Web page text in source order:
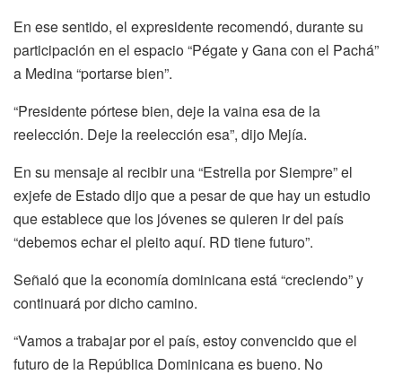
En ese sentido, el expresidente recomendó, durante su
participación en el espacio “Pégate y Gana con el Pachá”
a Medina “portarse bien”.
“Presidente pórtese bien, deje la vaina esa de la
reelección. Deje la reelección esa”, dijo Mejía.
En su mensaje al recibir una “Estrella por Siempre” el
exjefe de Estado dijo que a pesar de que hay un estudio
que establece que los jóvenes se quieren ir del país
“debemos echar el pleito aquí. RD tiene futuro”.
Señaló que la economía dominicana está “creciendo” y
continuará por dicho camino.
“Vamos a trabajar por el país, estoy convencido que el
futuro de la República Dominicana es bueno. No